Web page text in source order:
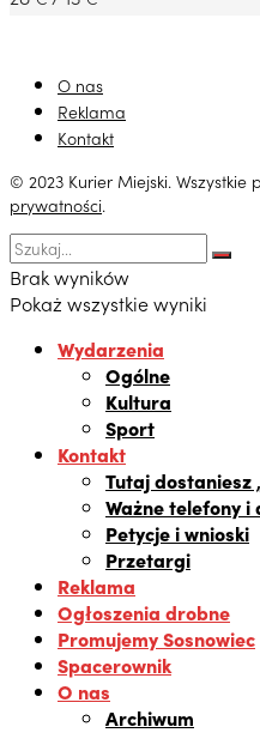
O nas
Reklama
Kontakt
© 2023 Kurier Miejski. Wszystkie
prywatności.
Brak wyników
Pokaż wszystkie wyniki
Wydarzenia
Ogólne
Kultura
Sport
Kontakt
Tutaj dostaniesz
Ważne telefony
Petycje i wnioski
Przetargi
Reklama
Ogłoszenia drobne
Promujemy Sosnowiec
Spacerownik
O nas
Archiwum